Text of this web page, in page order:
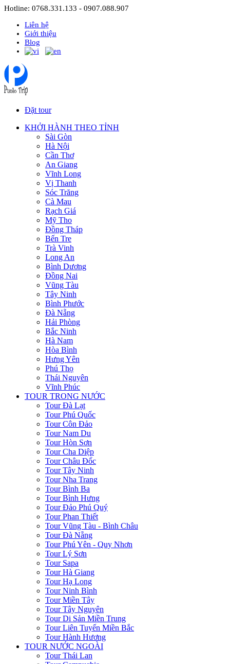
Hotline: 0768.331.133 - 0907.088.907
Liên hệ
Giới thiệu
Blog
Đặt tour
KHỞI HÀNH THEO TỈNH
Sài Gòn
Hà Nội
Cần Thơ
An Giang
Vĩnh Long
Vị Thanh
Sóc Trăng
Cà Mau
Rạch Giá
Mỹ Tho
Đồng Tháp
Bến Tre
Trà Vinh
Long An
Bình Dương
Đồng Nai
Vũng Tàu
Tây Ninh
Bình Phước
Đà Nẵng
Hải Phòng
Bắc Ninh
Hà Nam
Hòa Bình
Hưng Yên
Phú Thọ
Thái Nguyên
Vĩnh Phúc
TOUR TRONG NƯỚC
Tour Đà Lạt
Tour Phú Quốc
Tour Côn Đảo
Tour Nam Du
Tour Hòn Sơn
Tour Cha Diệp
Tour Châu Đốc
Tour Tây Ninh
Tour Nha Trang
Tour Bình Ba
Tour Bình Hưng
Tour Đảo Phú Quý
Tour Phan Thiết
Tour Vũng Tàu - Bình Châu
Tour Đà Nẵng
Tour Phú Yên - Quy Nhơn
Tour Lý Sơn
Tour Sapa
Tour Hà Giang
Tour Hạ Long
Tour Ninh Bình
Tour Miền Tây
Tour Tây Nguyên
Tour Di Sản Miền Trung
Tour Liên Tuyến Miền Bắc
Tour Hành Hương
TOUR NƯỚC NGOÀI
Tour Thái Lan